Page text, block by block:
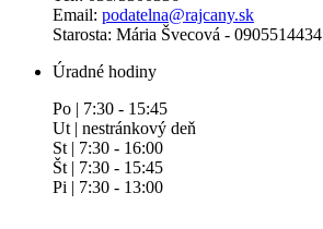
Email: podatelna@rajcany.sk
Starosta: Mária Švecová - 0905514434
Úradné hodiny
Po | 7:30 - 15:45
Ut | nestránkový deň
St | 7:30 - 16:00
Št | 7:30 - 15:45
Pi | 7:30 - 13:00